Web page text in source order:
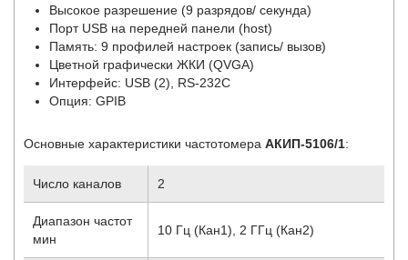
Высокое разрешение (9 разрядов/ секунда)
Порт USB на передней панели (host)
Память: 9 профилей настроек (запись/ вызов)
Цветной графически ЖКИ (QVGA)
Интерфейс: USB (2), RS-232C
Опция: GPIB
Основные характеристики частотомера АКИП-5106/1:
Число каналов 2
Диапазон частот
мин
10 Гц (Кан1), 2 ГГц (Кан2)